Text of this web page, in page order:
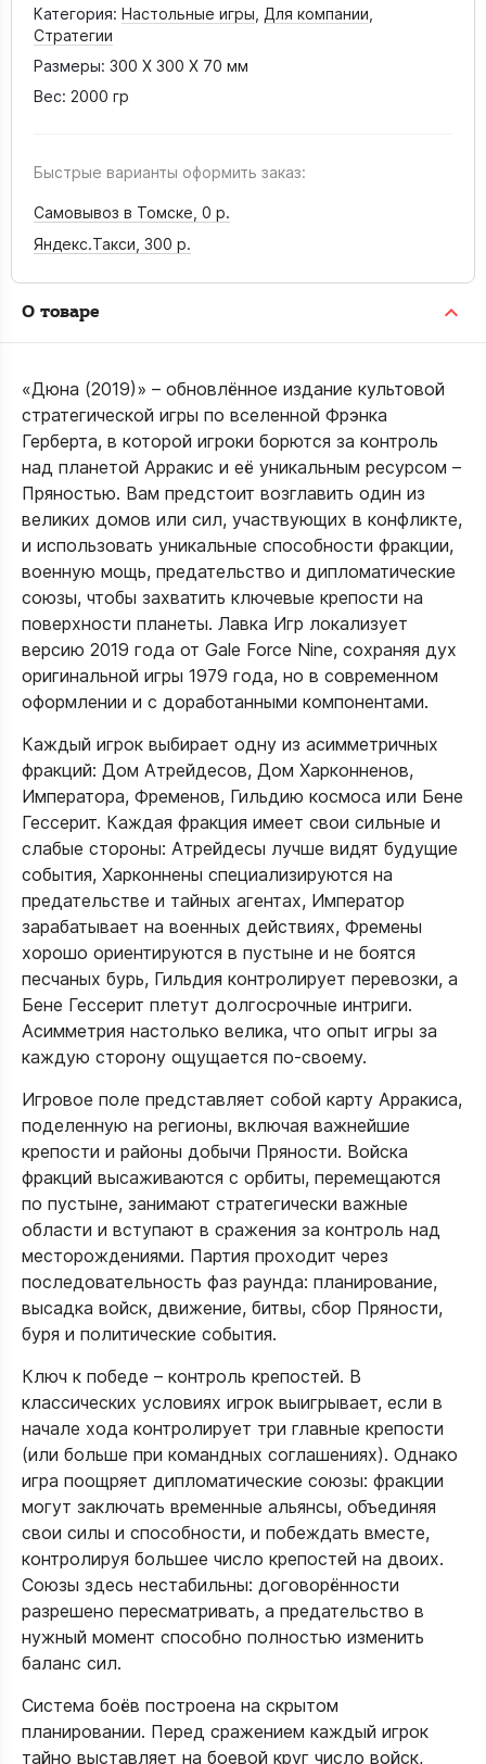
Категория: Настольные игры Для компании
Стратегии
Размеры: 300 X 300 X 70 мм
Вес: 2000 гр
Быстрые варианты оформить заказ:
Самовывоз в Томске, 0 р.
Яндекс.Такси, 300 р.
О товаре
«Дюна (2019)» – обновлённое издание культовой
стратегической игры по вселенной Фрэнка
Герберта, в которой игроки борются за контроль
над планетой Арракис и её уникальным ресурсом –
Пряностью. Вам предстоит возглавить один из
великих домов или сил, участвующих в конфликте,
и использовать уникальные способности фракции,
военную мощь, предательство и дипломатические
союзы, чтобы захватить ключевые крепости на
поверхности планеты. Лавка Игр локализует
версию 2019 года от Gale Force Nine, сохраняя дух
оригинальной игры 1979 года, но в современном
оформлении и с доработанными компонентами.
Каждый игрок выбирает одну из асимметричных
фракций: Дом Атрейдесов, Дом Харконненов,
Императора, Фременов, Гильдию космоса или Бене
Гессерит. Каждая фракция имеет свои сильные и
слабые стороны: Атрейдесы лучше видят будущие
события, Харконнены специализируются на
предательстве и тайных агентах, Император
зарабатывает на военных действиях, Фремены
хорошо ориентируются в пустыне и не боятся
песчаных бурь, Гильдия контролирует перевозки, а
Бене Гессерит плетут долгосрочные интриги.
Асимметрия настолько велика, что опыт игры за
каждую сторону ощущается по-своему.
Игровое поле представляет собой карту Арракиса,
поделенную на регионы, включая важнейшие
крепости и районы добычи Пряности. Войска
фракций высаживаются с орбиты, перемещаются
по пустыне, занимают стратегически важные
области и вступают в сражения за контроль над
месторождениями. Партия проходит через
последовательность фаз раунда: планирование,
высадка войск, движение, битвы, сбор Пряности,
буря и политические события.
Ключ к победе – контроль крепостей. В
классических условиях игрок выигрывает, если в
начале хода контролирует три главные крепости
(или больше при командных соглашениях). Однако
игра поощряет дипломатические союзы: фракции
могут заключать временные альянсы, объединяя
свои силы и способности, и побеждать вместе,
контролируя большее число крепостей на двоих.
Союзы здесь нестабильны: договорённости
разрешено пересматривать, а предательство в
нужный момент способно полностью изменить
баланс сил.
Система боёв построена на скрытом
планировании. Перед сражением каждый игрок
тайно выставляет на боевой круг число войск,